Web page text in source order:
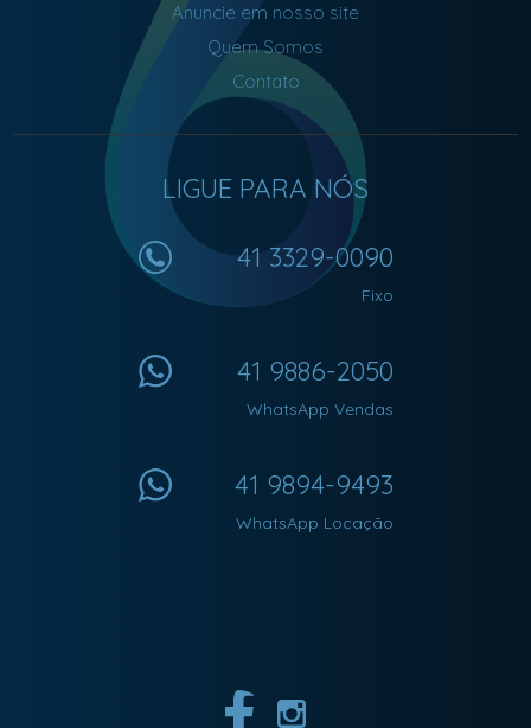
Anuncie em nosso site
Quem Somos
Contato
LIGUE PARA NÓS
41 3329-0090
Fixo
41 9886-2050
WhatsApp Vendas
41 9894-9493
WhatsApp Locação